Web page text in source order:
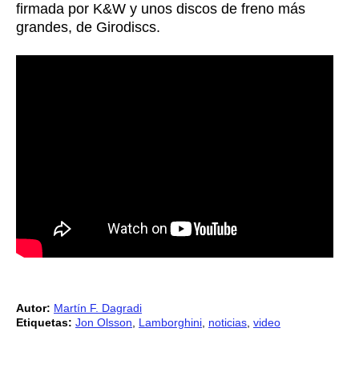
firmada por K&W y unos discos de freno más
grandes, de Girodiscs.
Autor: Martín F. Dagradi
Etiquetas: Jon Olsson Lamborghini noticias video